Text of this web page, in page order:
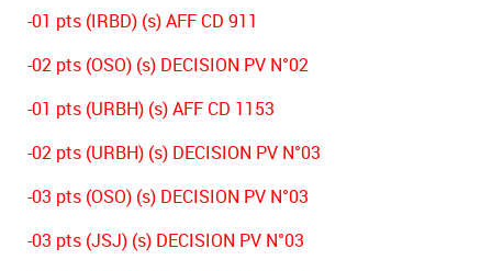
-01 pts (IRBD) (s) AFF CD 911
-02 pts (OSO) (s) DECISION PV N°02
-01 pts (URBH) (s) AFF CD 1153
-02 pts (URBH) (s) DECISION PV N°03
-03 pts (OSO) (s) DECISION PV N°03
-03 pts (JSJ) (s) DECISION PV N°03